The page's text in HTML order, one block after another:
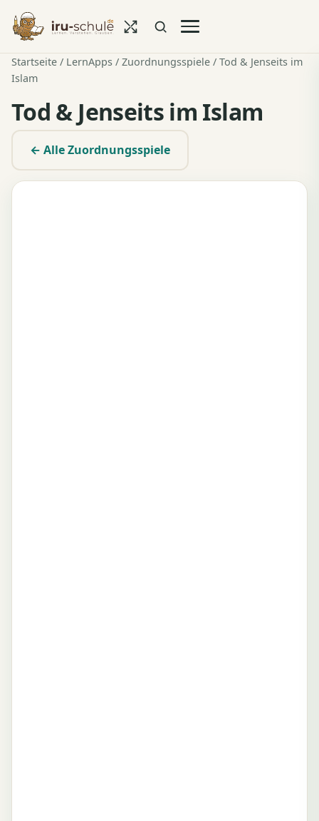
Startseite / LernApps / Zuordnungsspiele / Tod & Jenseits im
Islam
Tod & Jenseits im Islam
← Alle Zuordnungsspiele